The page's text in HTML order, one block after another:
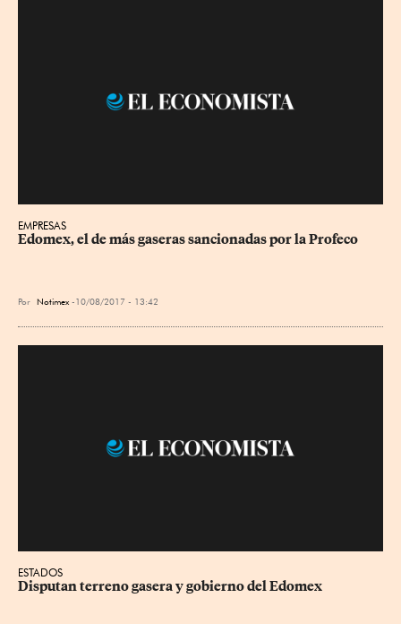
EMPRESAS
Edomex, el de más gaseras sancionadas por la Profeco
Por Notimex 10/08/2017 - 13:42
ESTADOS
Disputan terreno gasera y gobierno del Edomex